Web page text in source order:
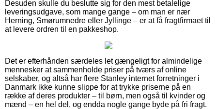
Desuden skulle du beslutte sig for den mest betalelige
leveringsudgave, som mange gange – om man er nær
Herning, Smørumnedre eller Jyllinge – er at få fragtfirmaet til
at levere ordren til en pakkeshop.
Det er efterhånden særdeles let gængeligt for almindelige
mennesker at sammenholde priser på tværs af online
selskaber, og altså har flere Stanley internet forretninger i
Danmark ikke kunne slippe for at trykke priserne på en
række af deres produkter – til børn, men også til kvinder og
mænd – en hel del, og endda nogle gange byde på fri fragt.